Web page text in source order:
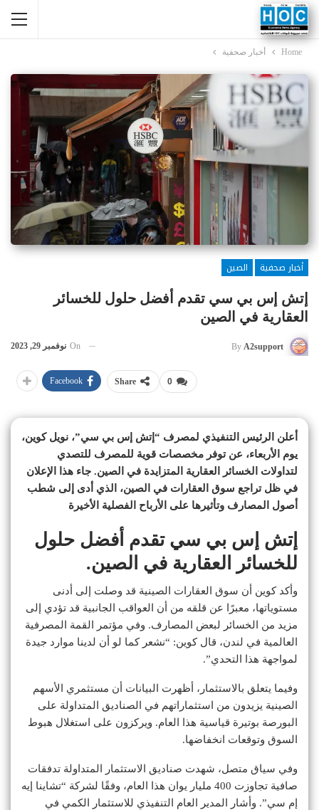
Home أخبار صحفية
أخبار صحفية
الصين
إتش إس بي سي تقدم أفضل حلول للخسائر
العقارية في الصين
By A2support
On نوفمبر 29, 2023
0
Share
Facebook
أعلن الرئيس التنفيذي لمصرف “إتش إس بي سي”، نويل كوين،
يوم الأربعاء، عن توفر مخصصات قوية للمصرف للتصدي
لتداولات الخسائر العقارية المتزايدة في الصين. جاء هذا الإعلان
في ظل تراجع سوق العقارات في الصين، الذي أدى إلى شطب
أصول المصارف وتأثيرها على الأرباح الفصلية الأخيرة
إتش إس بي سي تقدم أفضل حلول
للخسائر العقارية في الصين.
وأكد كوين أن سوق العقارات الصينية قد وصلت إلى أدنى
مستوياتها، معبرًا عن قلقه من أن العواقب الجانبية قد تؤدي إلى
مزيد من الخسائر لبعض المصارف. وفي مؤتمر القمة المصرفية
العالمية في لندن، قال كوين: “نشعر كما لو أن لدينا موارد جيدة
لمواجهة هذا التحدي”.
وفيما يتعلق بالاستثمار، أظهرت البيانات أن مستثمري الأسهم
الصينية يزيدون من استثماراتهم في الصناديق المتداولة على
البورصة بوتيرة قياسية هذا العام. ويركزون على استغلال هبوط
السوق وتوقعات انخفاضها.
وفي سياق متصل، شهدت صناديق الاستثمار المتداولة تدفقات
صافية تجاوزت 400 مليار يوان هذا العام، وفقًا لشركة “تشاينا إيه
إم سي”. وأشار المدير العام التنفيذي للاستثمار الكمي في